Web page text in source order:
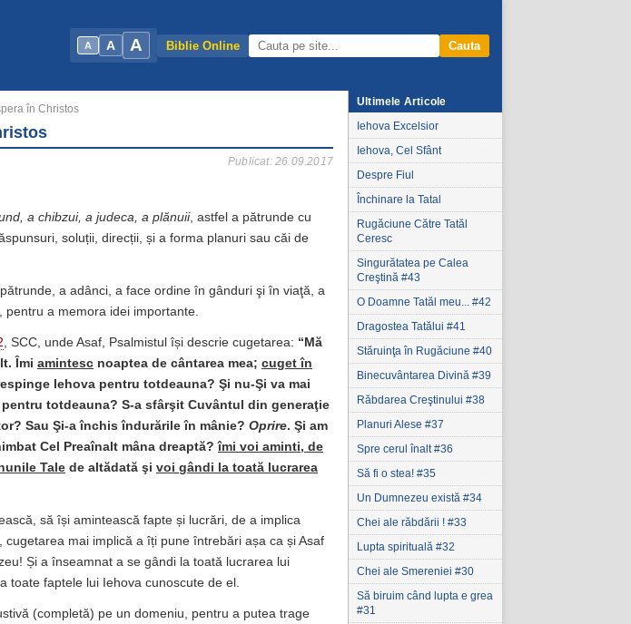
A A A Biblie Online Cauta
în Christos
Publicat: 26.09.2017
a chibzui, a judeca, a plănuii, astfel a pătrunde cu
soluții, direcții, și a forma planuri sau căi de
a adânci, a face ordine în gânduri şi în viaţă, a
a memora idei importante.
, SCC, unde Asaf, Psalmistul își descrie cugetarea: “ Mă
Îmi amintesc noaptea de cântarea mea; cuget în
Iehova pentru totdeauna? Şi nu-Şi va mai
totdeauna? S-a sfârşit Cuvântul din generaţie
Sau Şi-a închis îndurările în mânie? Oprire. Şi am
Cel Preaînalt mâna dreaptă?îmi voi aminti, de
Tale de altădată şi voi gândi la toată lucrarea
să își amintească fapte și lucrări, de a implica
mai implică a îți pune întrebări așa ca și Asaf
Și a înseamnat a se gândi la toată lucrarea lui
toate faptele lui Iehova cunoscute de el.
(completă) pe un domeniu, pentru a putea trage
Ultimele Articole
Iehova Excelsior
Iehova, Cel Sfânt
Despre Fiul
Închinare la Tatal
Rugăciune Către Tatăl
Ceresc
Singurătatea pe Calea
Creştină #43
O Doamne Tatăl meu... #42
Dragostea Tatălui #41
Stăruinţa în Rugăciune #40
Binecuvântarea Divină #39
Răbdarea Creştinului #38
Planuri Alese #37
Spre cerul înalt #36
Să fi o stea! #35
Un Dumnezeu există #34
Chei ale răbdării ! #33
Lupta spirituală #32
Chei ale Smereniei #30
Să biruim când lupta e grea
#31